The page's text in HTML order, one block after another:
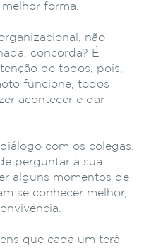
forma.
não
concorda? É
de todos, pois,
funcione, todos
acontecer e dar
com os colegas.
perguntar à sua
alguns momentos de
se conhecer melhor,
que cada um terá